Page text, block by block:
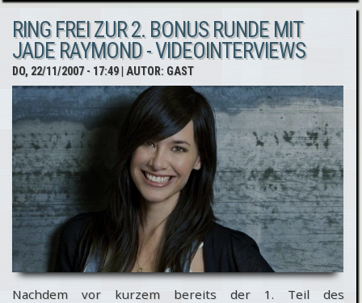
Coop-
Modus
geplant?
RING FREI ZUR 2. BONUS RUNDE MIT
JADE RAYMOND - VIDEOINTERVIEWS
DO, 22/11/2007 - 17:49| AUTOR: GAST
Nachdem vor kurzem bereits der 1. Teil des